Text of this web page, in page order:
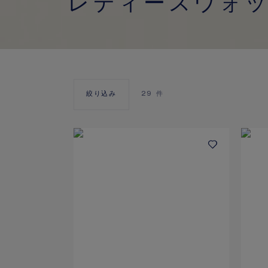
レディースウォ
絞り込み 29 件